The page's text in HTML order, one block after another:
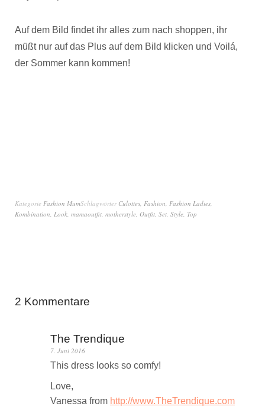
Auf dem Bild findet ihr alles zum nach shoppen, ihr
müßt nur auf das Plus auf dem Bild klicken und Voilá,
der Sommer kann kommen!
Kategorie Fashion MumSchlagwörter Culottes, Fashion, Fashion Ladies,
Kombination, Look, mamaoutfit, motherstyle, Outfit, Set, Style, Top
2 Kommentare
The Trendique
7. Juni 2016
This dress looks so comfy!
Love,
Vanessa from http://www.TheTrendique.com